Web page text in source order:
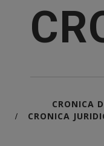
CRONICA
/ CRONICA